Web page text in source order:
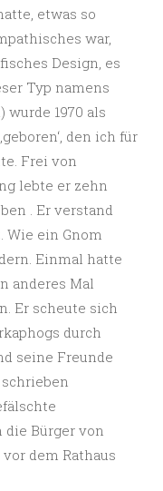
etwas so
war,
Design, es
Typ namens
wurde 1970 als
den ich für
Frei von
lebte er zehn
. Er verstand
Wie ein Gnom
Einmal hatte
anderes Mal
Er scheute sich
durch
seine Freunde
die Bürger von
dem Rathaus